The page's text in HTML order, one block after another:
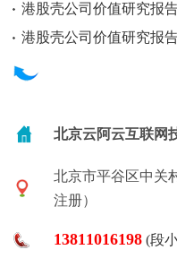
港股壳公司价值研究报告
港股壳公司价值研究报告
北京云阿云互联网
北京市平谷区中关
注册）
13811016198 (段